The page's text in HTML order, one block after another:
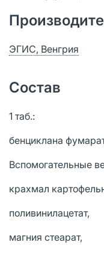
ЭГИС, Венгрия
Состав
1 таб.:
бенциклана
Вспомогательные
крахмал
поливинилацетат,
магния стеарат,